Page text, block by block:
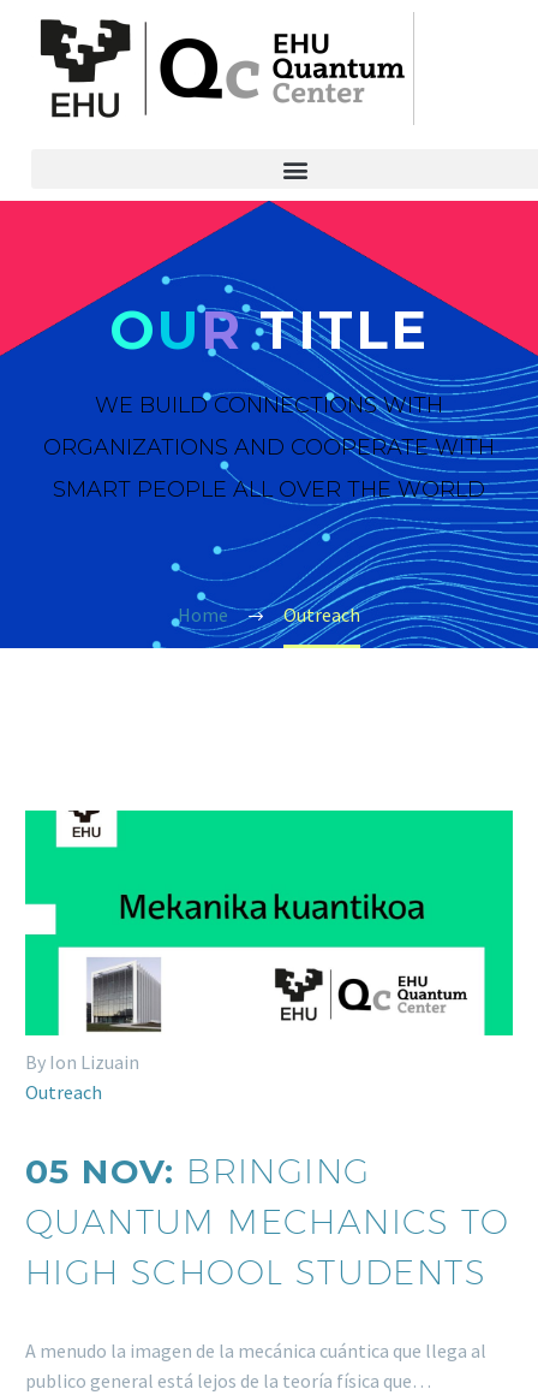
OURTITLE
WE BUILD CONNECTIONS WITH
ORGANIZATIONS AND COOPERATE WITH
SMART PEOPLE ALL OVER THE WORLD
Home Outreach
By Ion Lizuain
Outreach
05 NOV: BRINGING
QUANTUM MECHANICS TO
HIGH SCHOOL STUDENTS
A menudo la imagen de la mecánica cuántica que llega al
publico general está lejos de la teoría física que…